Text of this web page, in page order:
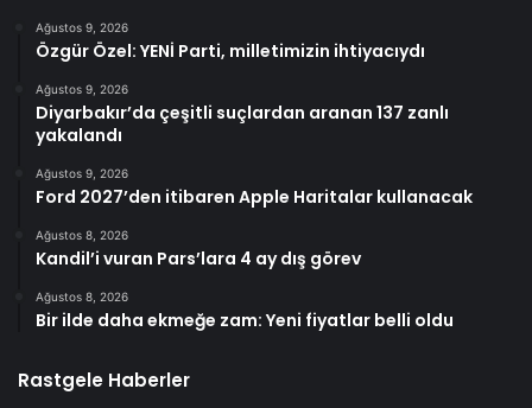
Ağustos 9, 2026
Özgür Özel: YENİ Parti, milletimizin ihtiyacıydı
Ağustos 9, 2026
Diyarbakır’da çeşitli suçlardan aranan 137 zanlı
yakalandı
Ağustos 9, 2026
Ford 2027’den itibaren Apple Haritalar kullanacak
Ağustos 8, 2026
Kandil’i vuran Pars’lara 4 ay dış görev
Ağustos 8, 2026
Bir ilde daha ekmeğe zam: Yeni fiyatlar belli oldu
Rastgele Haberler